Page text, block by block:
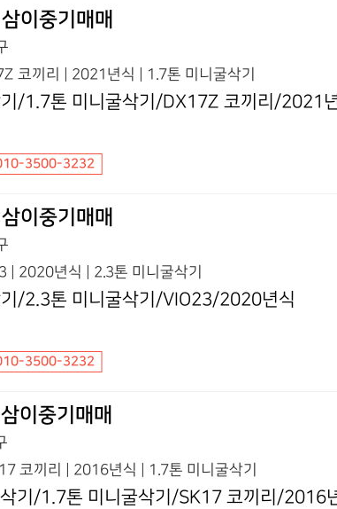
이중기매매
코끼리 | 2021년식 | 1.7톤 미니굴삭기
/1.7톤 미니굴삭기/DX17Z 코끼리/2021
3500-3232
이중기매매
| 2020년식 | 2.3톤 미니굴삭기
/2.3톤 미니굴삭기/VIO23/2020년식
3500-3232
이중기매매
코끼리 | 2016년식 | 1.7톤 미니굴삭기
기/1.7톤 미니굴삭기/SK17 코끼리/2016